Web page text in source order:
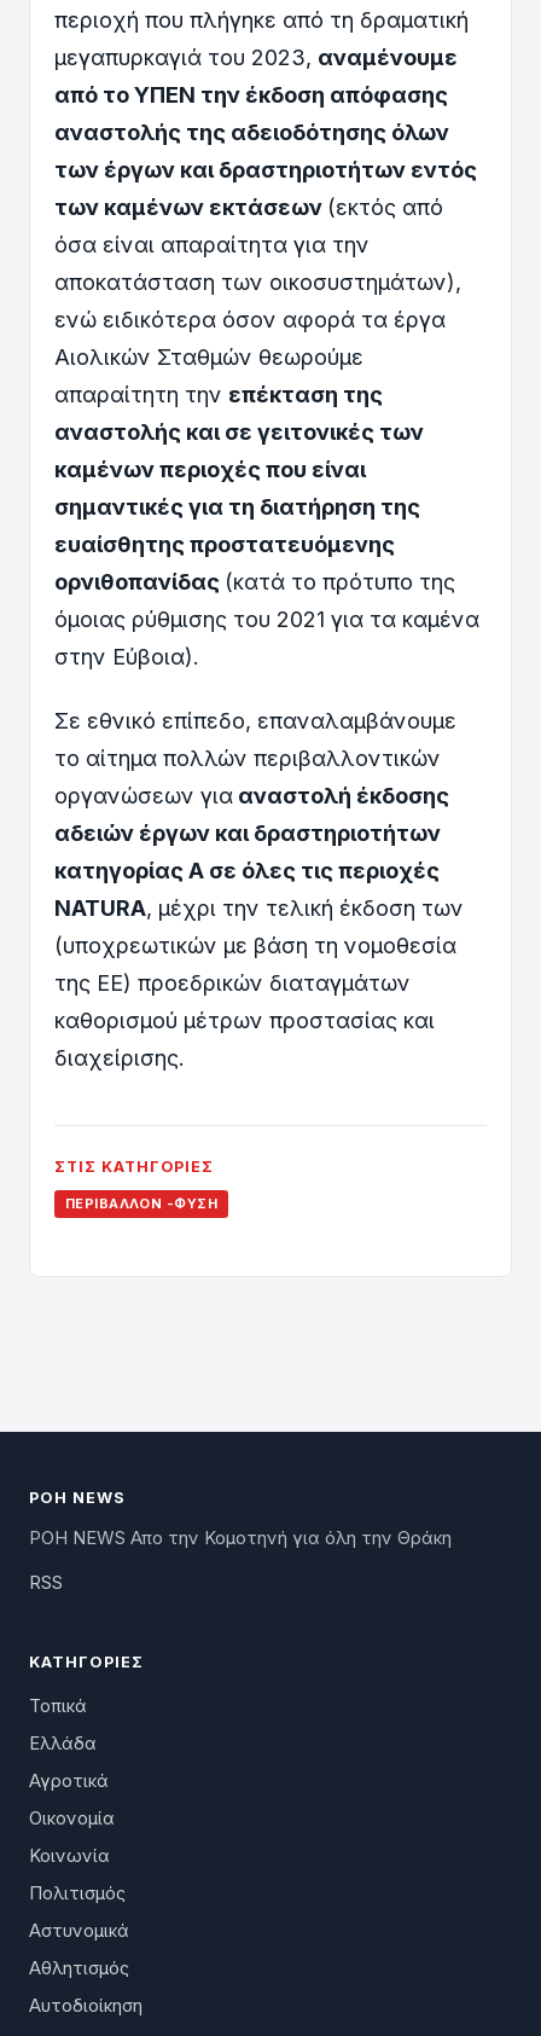
περιοχή που πλήγηκε από τη δραματική
μεγαπυρκαγιά του 2023, αναμένουμε
από το ΥΠΕΝ την έκδοση απόφασης
αναστολής της αδειοδότησης όλων
των έργων και δραστηριοτήτων εντός
των καμένων εκτάσεων (εκτός από
όσα είναι απαραίτητα για την
αποκατάσταση των οικοσυστημάτων),
ενώ ειδικότερα όσον αφορά τα έργα
Aιολικών Σταθμών θεωρούμε
απαραίτητη την επέκταση της
αναστολής και σε γειτονικές των
καμένων περιοχές που είναι
σημαντικές για τη διατήρηση της
ευαίσθητης προστατευόμενης
ορνιθοπανίδας (κατά το πρότυπο της
όμοιας ρύθμισης του 2021 για τα καμένα
στην Εύβοια).
Σε εθνικό επίπεδο, επαναλαμβάνουμε
το αίτημα πολλών περιβαλλοντικών
οργανώσεων για αναστολή έκδοσης
αδειών έργων και δραστηριοτήτων
κατηγορίας Α σε όλες τις περιοχές
NATURA, μέχρι την τελική έκδοση των
(υποχρεωτικών με βάση τη νομοθεσία
της ΕΕ) προεδρικών διαταγμάτων
καθορισμού μέτρων προστασίας και
διαχείρισης.
ΣΤΙΣ ΚΑΤΗΓΟΡΊΕΣ
ΠΕΡΙΒΆΛΛΟΝ -ΦΎΣΗ
ΡΟΗ NEWS
ΡΟΗ NEWS Απο την Κομοτηνή για όλη την Θράκη
RSS
ΚΑΤΗΓΟΡΊΕΣ
Τοπικά
Ελλάδα
Αγροτικά
Οικονομία
Κοινωνία
Πολιτισμός
Αστυνομικά
Αθλητισμός
Αυτοδιοίκηση